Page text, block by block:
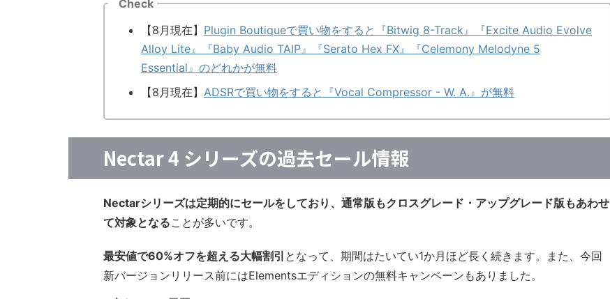
Check
【8月現在】 Plugin Boutiqueで買い物をすると『Bitwig 8-Track』『Excite Audio Evolve
Alloy Lite』『Baby Audio TAIP』『Serato Hex FX』『Celemony Melodyne 5
Essential』のどれかが無料
【8月現在】 ADSRで買い物をすると『Vocal Compressor - W. A.』が無料
Nectar 4 シリーズの過去セール情報
Nectarシリーズは定期的にセールをしており、通常版もクロスグレード・アップグレード版もあわせ
て対象となることが多いです。
最安値で60%オフを超える大幅割引 となって、期間はたいてい1か月ほど長く続きます。また、今回
新バージョンリリース前にはElementsエディションの無料キャンペーンもありました。